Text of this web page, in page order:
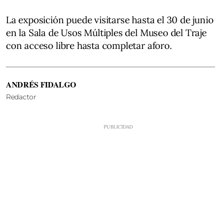
La exposición puede visitarse hasta el 30 de junio
en la Sala de Usos Múltiples del Museo del Traje
con acceso libre hasta completar aforo.
ANDRÉS FIDALGO
Redactor